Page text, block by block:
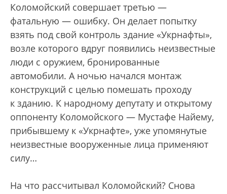
Коломойский совершает третью —
фатальную — ошибку. Он делает попытку
взять под свой контроль здание «Укрнафты»,
возле которого вдруг появились неизвестные
люди с оружием, бронированные
автомобили. А ночью начался монтаж
конструкций с целью помешать проходу
к зданию. К народному депутату и открытому
оппоненту Коломойского — Мустафе Найему,
прибывшему к «Укрнафте», уже упомянутые
неизвестные вооруженные лица применяют
силу…
На что рассчитывал Коломойский? Снова